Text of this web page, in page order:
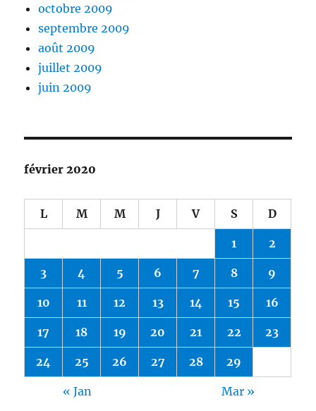
octobre 2009
septembre 2009
août 2009
juillet 2009
juin 2009
février 2020
L M M J V S D
1 2
3 4 5 6 7 8 9
10 11 12 13 14 15 16
17 18 19 20 21 22 23
24 25 26 27 28 29
« Jan Mar »